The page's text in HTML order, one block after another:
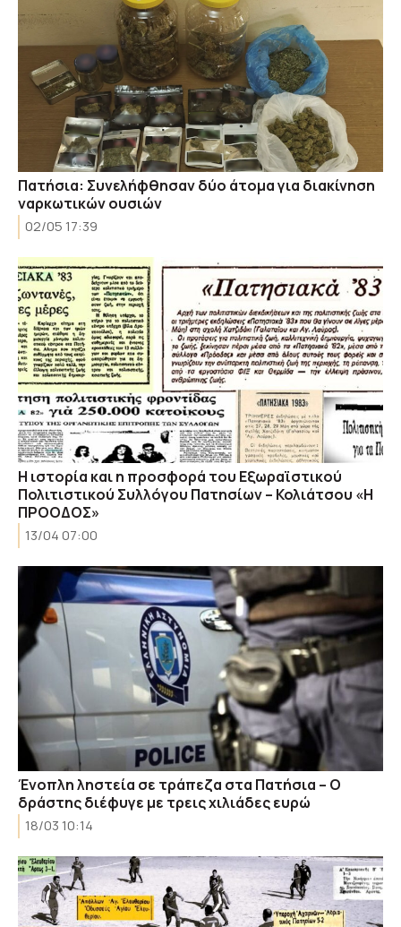
Πατήσια: Συνελήφθησαν δύο άτομα για διακίνηση
ναρκωτικών ουσιών
02/05 17:39
Η ιστορία και η προσφορά του Εξωραϊστικού
Πολιτιστικού Συλλόγου Πατησίων – Κολιάτσου «Η
ΠΡΟΟΔΟΣ»
13/04 07:00
Ένοπλη ληστεία σε τράπεζα στα Πατήσια – Ο
δράστης διέφυγε με τρεις χιλιάδες ευρώ
18/03 10:14